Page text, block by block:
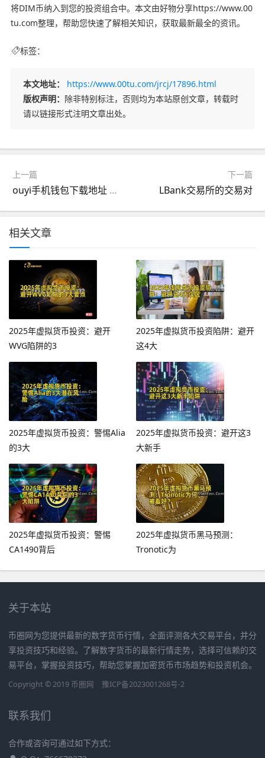
将DIM币纳入到您的投资组合中。本文由好物分享https://www.00
tu.com整理，帮助您快速了解相关知识，获取最新最全的资讯。
标签：
本文地址：
https://www.00tu.com/jrcj/17896.html
版权声明： 除非特别标注，否则均为本站原创文章，转载时
请以链接形式注明文章出处。
上一篇
ouyi手机钱包下载地址 ouyi安卓版官网下载app
下一篇
LBank交易所的交易对
相关文章
2025年虚拟货币投资：避开
WVG陷阱的3
2025年虚拟货币投资陷阱：避开
这4大
2025年虚拟货币投资：警惕Alia
的3大
2025年虚拟货币投资：避开这3
大新手
2025年虚拟货币投资：警惕
CA1490背后
2025年虚拟货币黑马预测：
Tronotic为
关于本站
币圈网为您提供最新的数字货币行情，全面评测各大交易平台，并分
享投资技巧和经验。了解数字货币的最新行情走势，选择可信赖的交
易平台，掌握投资技巧，帮助您掌握加密货币市场趋势和投资机会。
Copyright © 2019 币圈网 豫ICP备2023001268号-2
联系我们
合作或咨询可通过如下方式：